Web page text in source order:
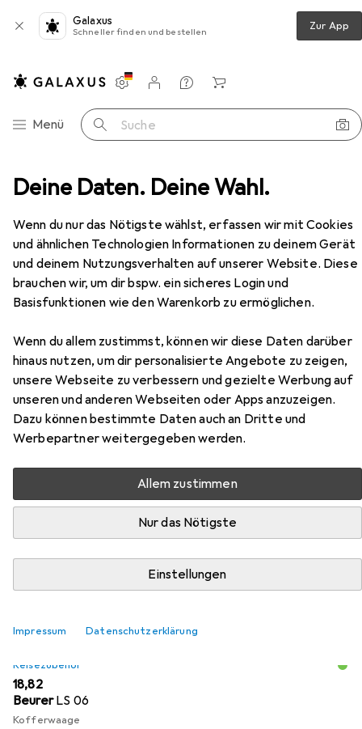
Deine Daten. Deine Wahl.
Wenn du nur das Nötigste wählst, erfassen wir mit Cookies
und ähnlichen Technologien Informationen zu deinem Gerät
und deinem Nutzungsverhalten auf unserer Website. Diese
brauchen wir, um dir bspw. ein sicheres Login und
Basisfunktionen wie den Warenkorb zu ermöglichen.
Wenn du allem zustimmst, können wir diese Daten darüber
hinaus nutzen, um dir personalisierte Angebote zu zeigen,
unsere Webseite zu verbessern und gezielte Werbung auf
unseren und anderen Webseiten oder Apps anzuzeigen.
Dazu können bestimmte Daten auch an Dritte und
Werbepartner weitergegeben werden.
Allem zustimmen
Nur das Nötigste
Einstellungen
Impressum Datenschutzerklärung
Galaxus
Schneller finden und bestellen Zur App
Navigation nach Kategorien
Menü Suche
Einstellungen
Kundenkonto
Vergleichslisten
Merklisten
Warenkorb
+ Zubehör Koffer American Tourister Air Move
EUR
179,–
American TouristerAir Move
61 l
Zubehör für American Tourister
American Tourister Air Move aus der Kategorie
Relevanz
Produktliste
Reisezubehör
EUR
18,82
Beurer LS 06
Kofferwaage